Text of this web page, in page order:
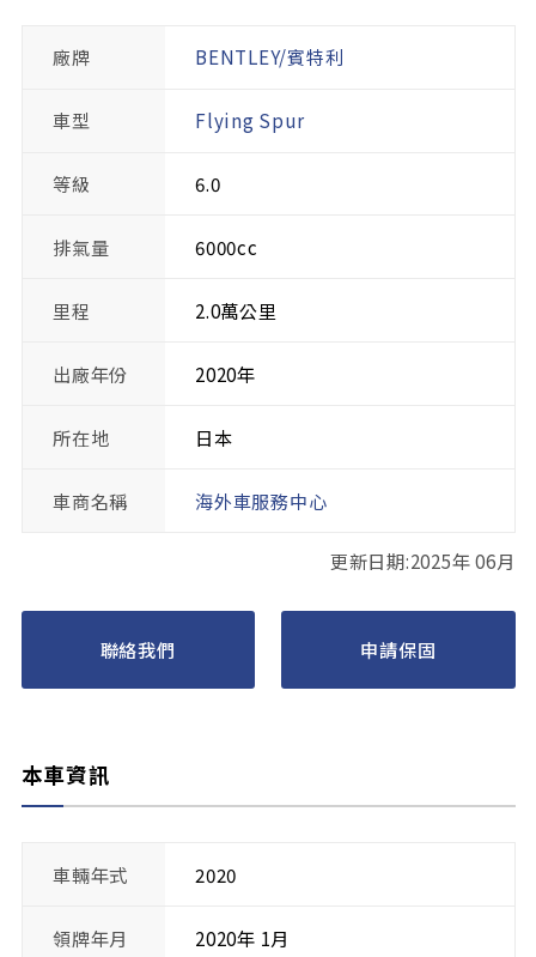
廠牌 BENTLEY/賓特利
車型 Flying Spur
等級 6.0
排氣量 6000cc
里程 2.0萬公里
出廠年份 2020年
所在地 日本
車商名稱 海外車服務中心
更新日期:2025年 06月
聯絡我們 申請保固
本車資訊
車輛年式 2020
領牌年月 2020年 1月